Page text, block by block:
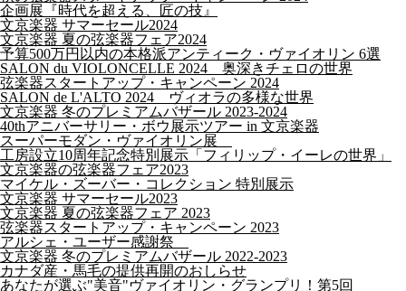
企画展『時代を超える、匠の技』
文京楽器 サマーセール2024
文京楽器 夏の弦楽器フェア2024
予算500万円以内の本格派アンティーク・ヴァイオリン 6選
SALON du VIOLONCELLE 2024 奥深きチェロの世界
弦楽器スタートアップ・キャンペーン 2024
SALON de L'ALTO 2024 ヴィオラの多様な世界
文京楽器 冬のプレミアムバザール 2023-2024
40thアニバーサリー・ボウ展示ツアー in 文京楽器
スーパーモダン・ヴァイオリン展
工房設立10周年記念特別展示「フィリップ・イーレの世界」
文京楽器の弦楽器フェア2023
マイケル・ズーバー・コレクション 特別展示
文京楽器 サマーセール2023
文京楽器 夏の弦楽器フェア 2023
弦楽器スタートアップ・キャンペーン 2023
アルシェ・ユーザー感謝祭
文京楽器 冬のプレミアムバザール 2022-2023
カナダ産・馬毛の提供再開のおしらせ
あなたが選ぶ"美音"ヴァイオリン・グランプリ！第5回